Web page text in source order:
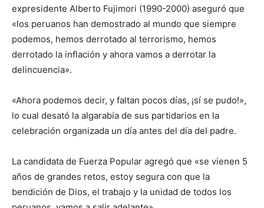
expresidente Alberto Fujimori (1990-2000) aseguró que
«los peruanos han demostrado al mundo que siempre
podemos, hemos derrotado al terrorismo, hemos
derrotado la inflación y ahora vamos a derrotar la
delincuencia».
«Ahora podemos decir, y faltan pocos días, ¡sí se pudo!»,
lo cual desató la algarabía de sus partidarios en la
celebración organizada un día antes del día del padre.
La candidata de Fuerza Popular agregó que «se vienen 5
años de grandes retos, estoy segura con que la
bendición de Dios, el trabajo y la unidad de todos los